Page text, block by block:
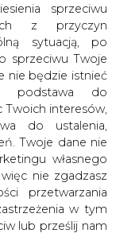
sprzeciwu
z przyczyn
sytuacją, po
sprzeciwu Twoje
nie będzie istnieć
podstawa do
interesów,
do ustalenia,
Twoje dane nie
własnego
nie zgadzasz
przetwarzania
w tym
lub prześlij nam
opolskiego
rozbudowy
inwestycja
w czwartek, że rząd
dwa nowe bloki
początku kwietnia